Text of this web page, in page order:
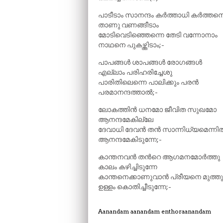
പാടീടാം സാനന്ദം കർത്താധി
താണു വണങ്ങീടാം
മോടിവെടിഞ്ഞെന്നെ തേടി വന്നോനാം
നാഥനെ പുകഴ്ത്തിടാം;-
പാപങ്ങൾ ശാപങ്ങൾ രോഗങ്ങൾ
എല്ലാം പരിഹരിച്ചേശു
പാരിതിലെന്നെ പാലിക്കും പരൻ
പരമാനന്ദത്താൽ;-
ലോകത്തിൻ ധനമോ ജീവിത സുഖമോ
ആനന്ദമേകില്ലേ
ദേവാധി ദേവൻ തൻ
ആനന്ദമേകിടുന്നേ;-
കാന്തനവൻ തന്‍റെ ആഗമനമോർത്തു
കാലം കഴിച്ചിടുന്നേ
കാന്തനെക്കാണുവാൻ പ്രീയനെ
ഉള്ളം കൊതിച്ചീടുന്നേ;-
Aanandam aanandam enthoraanandam